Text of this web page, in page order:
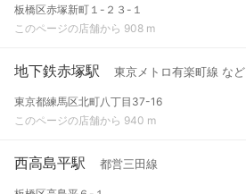
板橋区赤塚新町１-２３-１
このページの店舗から 908 m
地下鉄赤塚駅 東京メトロ有楽町線 など
東京都練馬区北町八丁目37-16
このページの店舗から 940 m
西高島平駅 都営三田線